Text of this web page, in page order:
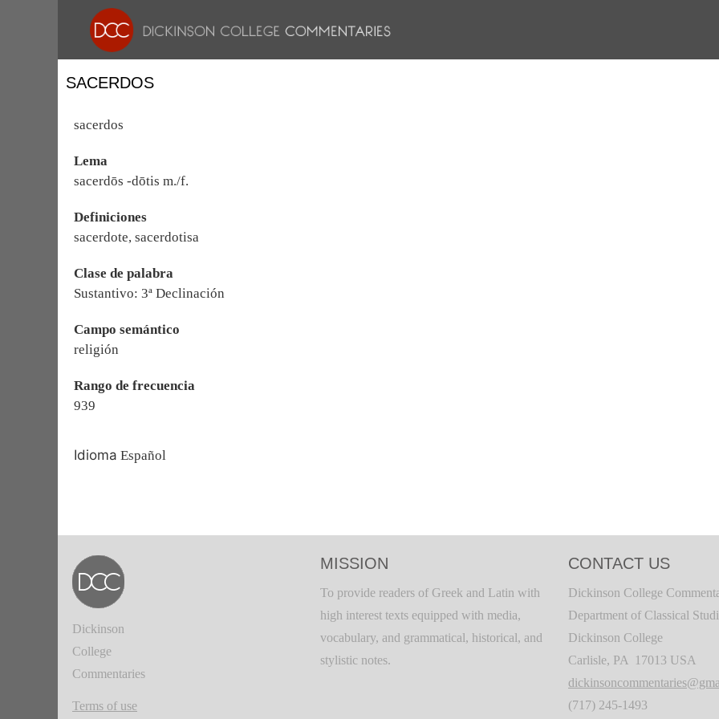
SACERDOS
sacerdos
Lema
sacerdōs -dōtis m./f.
Definiciones
sacerdote, sacerdotisa
Clase de palabra
Sustantivo: 3ª Declinación
Campo semántico
religión
Rango de frecuencia
939
Idioma Español
Dickinson
College
Commentaries
Terms of use
MISSION
To provide readers of Greek and Latin with
high interest texts equipped with media,
vocabulary, and grammatical, historical, and
stylistic notes.
CONTACT US
Dickinson College
Department of Classical
Dickinson College
Carlisle, PA 17013 USA
(717) 245-1493